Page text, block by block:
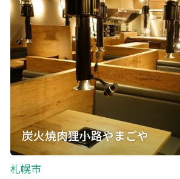
炭火焼肉狸小路やまごや
札幌市